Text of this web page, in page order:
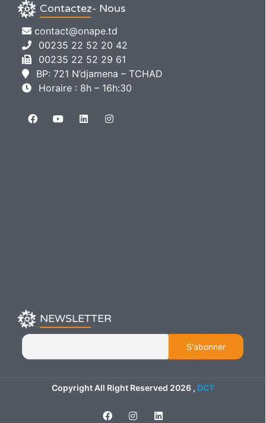
Contactez- Nous
contact@onape.td
00235 22 52 20 42
00235 22 52 29 61
BP: 721 N’djamena – TCHAD
Horaire : 8h – 16h:30
NEWSLETTER
Copyright All Right Reserved 2026, DCT